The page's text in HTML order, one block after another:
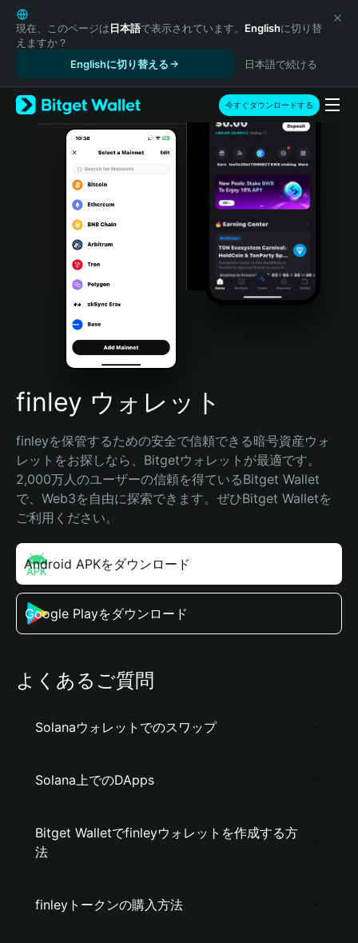
English
日本語
Tiếng Việt
Español (Latinoamérica)
Türkçe
Italiano
Português (Portugal)
Bahasa Indonesia
Português (Brasil)
Español (Argentina)
現在、このページは日本語で表示されています。 Englishに切り替
えますか？
Englishに切り替える
日本語で続ける
今すぐダウンロードする
finley ウォレット
finleyを保管するための安全で信頼できる暗号資産ウォ
レットをお探しなら、Bitgetウォレットが最適です。
2,000万人のユーザーの信頼を得ているBitget Wallet
で、Web3を自由に探索できます。ぜひBitget Walletを
ご利用ください。
Android APKをダウンロード
Google Playをダウンロード
よくあるご質問
Solanaウォレットでのスワップ
Solana上でのDApps
Bitget Walletでfinleyウォレットを作成する方
法
finleyトークンの購入方法